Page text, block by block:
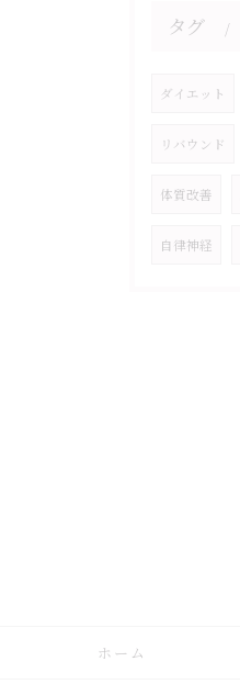
タグ
ダイエット
リバウンド
体質改善
自律神経
ホーム